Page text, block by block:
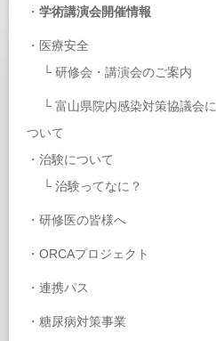
・ 学術講演会開催情報
・ 医療安全
└ 研修会・講演会のご案内
└ 富山県院内感染対策協議会に
ついて
・ 治験について
└ 治験ってなに？
・ 研修医の皆様へ
・ ORCAプロジェクト
・ 連携パス
・ 糖尿病対策事業